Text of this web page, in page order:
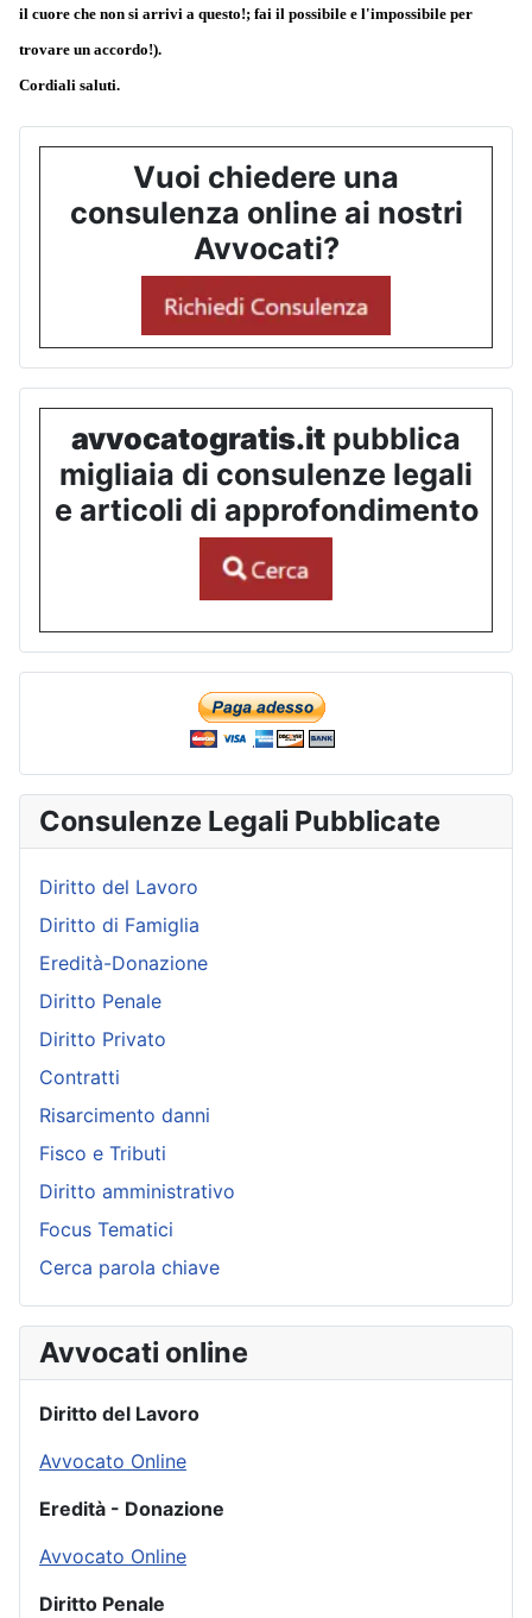
il cuore che non si arrivi a questo!; fai il possibile e l'impossibile per
trovare un accordo!).
Cordiali saluti.
Vuoi chiedere una
consulenza online ai nostri
Avvocati?
avvocatogratis.it pubblica
migliaia di consulenze legali
e articoli di approfondimento
Consulenze Legali Pubblicate
Diritto del Lavoro
Diritto di Famiglia
Eredità-Donazione
Diritto Penale
Diritto Privato
Contratti
Risarcimento danni
Fisco e Tributi
Diritto amministrativo
Focus Tematici
Cerca parola chiave
Avvocati online
Diritto del Lavoro
Avvocato Online
Eredità - Donazione
Avvocato Online
Diritto Penale